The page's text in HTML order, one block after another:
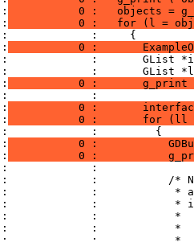
0 :   objects =
0 :   for (l =
:     {
0 :
:       GList
:       GList
0 :       g_print
:
0 :
0 :       for (ll
:         {
0 :
0 :
:
:           /*
:            *
:            *
:            *
:            *